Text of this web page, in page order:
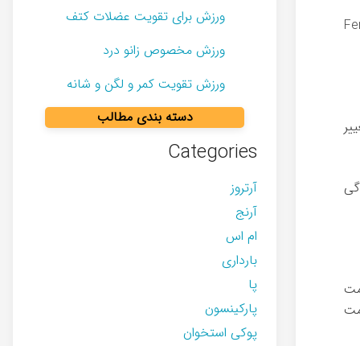
۶-۴ ماه اول زندگی
ورزش برای تقویت عضلات کتف
ورزش مخصوص زانو درد
ورزش تقویت کمر و لگن و شانه
دسته بندی مطالب
Categories
آرتروز
آرنج
ام اس
بارداری
پا
پارکینسون
پوکی استخوان